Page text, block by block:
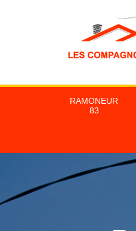
RAMONEUR
83